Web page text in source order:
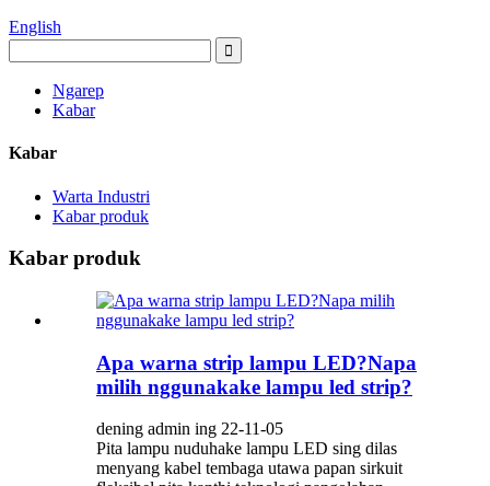
English
Ngarep
Kabar
Kabar
Warta Industri
Kabar produk
Kabar produk
Apa warna strip lampu LED?Napa
milih nggunakake lampu led strip?
dening admin ing 22-11-05
Pita lampu nuduhake lampu LED sing dilas
menyang kabel tembaga utawa papan sirkuit